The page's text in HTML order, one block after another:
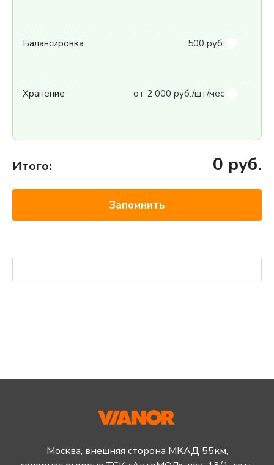
Балансировка 500 руб.
Хранение от 2 000 руб./шт/мес
Итого: 0 руб.
Запомнить
Москва, внешняя сторона МКАД 55км,